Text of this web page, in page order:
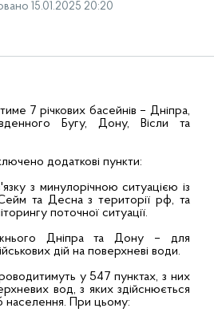
15.01.2025 20:20
7 річкових басейнів – Дніпра,
Бугу, Дону, Вісли та
додаткові пункти:
з минулорічною ситуацією із
та Десна з території рф, та
поточної ситуації.
Дніпра та Дону – для
дій на поверхневі води.
у 547 пунктах, з них
вод, з яких здійснюється
населення. При цьому: